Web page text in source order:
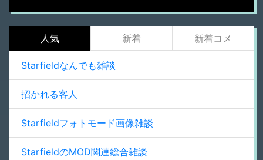
人気 新着 新着コメ
Starfieldなんでも雑談
招かれる客人
Starfieldフォトモード画像雑談
StarfieldのMOD関連総合雑談